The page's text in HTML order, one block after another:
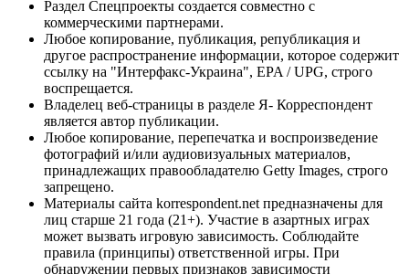
Раздел Спецпроекты создается совместно с
коммерческими партнерами.
Любое копирование, публикация, републикация и
другое распространение информации, которое содержит
ссылку на "Интерфакс-Украина", EPA / UPG, строго
воспрещается.
Владелец веб-страницы в разделе Я- Корреспондент
является автор публикации.
Любое копирование, перепечатка и воспроизведение
фотографий и/или аудиовизуальных материалов,
принадлежащих правообладателю Getty Images, строго
запрещено.
Материалы сайта korrespondent.net предназначены для
лиц старше 21 года (21+). Участие в азартных играх
может вызвать игровую зависимость. Соблюдайте
правила (принципы) ответственной игры. При
обнаружении первых признаков зависимости